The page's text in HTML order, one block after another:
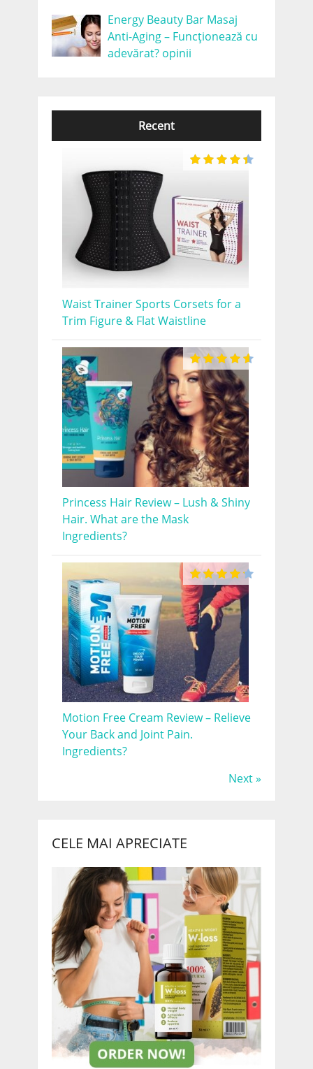
Energy Beauty Bar Masaj
Anti-Aging – Funcționează cu
adevărat? opinii
Recent
Waist Trainer Sports Corsets for a
Trim Figure & Flat Waistline
Princess Hair Review – Lush & Shiny
Hair. What are the Mask
Ingredients?
Motion Free Cream Review – Relieve
Your Back and Joint Pain.
Ingredients?
Next »
CELE MAI APRECIATE